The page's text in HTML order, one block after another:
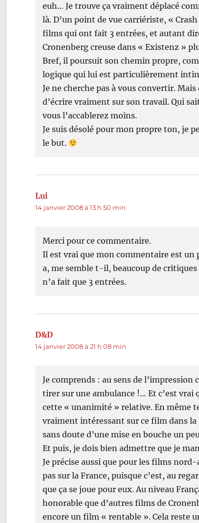
euh… Je trouve ça vraiment déplacé
là. D’un point de vue carriériste, «
films qui ont fait 3 entrées, et autant
Cronenberg creuse dans « Existenz »
Bref, il poursuit son chemin propre,
logique qui lui est particulièrement
Je ne cherche pas à vous convertir.
d’écrire vraiment sur son travail. Qui
vous l’accablerez moins.
Je suis désolé pour mon propre ton, je
le but.
Lui
14 janvier 2008 à 13 h 50 min
Merci pour ce commentaire.
Il est vrai que mon commentaire est un
a, me semble t-il, beaucoup de critiques
n’a fait que 3 entrées.
D&D
14 janvier 2008 à 21 h 08 min
Je comprends : au sens de
tirer sur une ambulance !… Et c’est vrai
cette « unanimité » relative. En même
vraiment intéressant sur ce film dans
sans doute d’une mise en bouche un
Et puis, je dois bien admettre que je
Je précise aussi que pour les films
pas sur la France, puisque c’est, au
que ça se joue pour eux. Au niveau
honorable que d’autres films de
encore un film « rentable ». Cela reste